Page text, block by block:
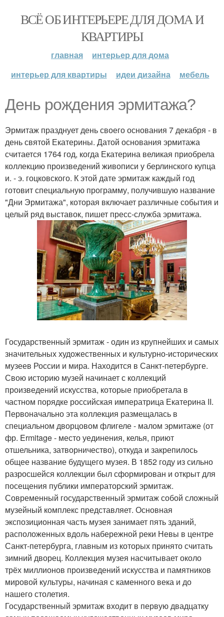
ВСЁ ОБ ИНТЕРЬЕРЕ ДЛЯ ДОМА И
КВАРТИРЫ
главная
интерьер для дома
интерьер для квартиры
идеи дизайна мебель
День рождения эрмитажа?
Эрмитаж празднует день своего основания 7 декабря - в
день святой Екатерины. Датой основания эрмитажа
считается 1764 год, когда Екатерина великая приобрела
коллекцию произведений живописи у берлинского купца
и. - э. гоцковского. К этой дате эрмитаж каждый год
готовит специальную программу, получившую название
"Дни Эрмитажа", которая включает различные события и
целый ряд выставок, пишет пресс-служба эрмитажа.
Государственный эрмитаж - один из крупнейших и самых
значительных художественных и культурно-исторических
музеев России и мира. Находится в Санкт-петербурге.
Свою историю музей начинает с коллекций
произведений искусства, которые приобретала в
частном порядке российская императрица Екатерина II.
Первоначально эта коллекция размещалась в
специальном дворцовом флигеле - малом эрмитаже (от
фр. Ermitage - место уединения, келья, приют
отшельника, затворничество), откуда и закрепилось
общее название будущего музея. В 1852 году из сильно
разросшейся коллекции был сформирован и открыт для
посещения публики императорский эрмитаж.
Современный государственный эрмитаж собой сложный
музейный комплекс представляет. Основная
экспозиционная часть музея занимает пять зданий,
расположенных вдоль набережной реки Невы в центре
Санкт-петербурга, главным из которых принято считать
зимний дворец. Коллекция музея насчитывает около
трёх миллионов произведений искусства и памятников
мировой культуры, начиная с каменного века и до
нашего столетия.
Государственный эрмитаж входит в первую двадцатку